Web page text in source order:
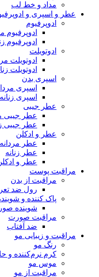
مداد و خط لب
عطر و اسپری و
ادوپرفیوم
ادوپرفیوم
ادوپرفیوم
ادوتویلت
ادوتویلت
ادوتویلت
اسپری بدن
اسپری
اسپری زنانه
عطر جیبی
عطر جیبی
عطر جیبی
عطر و ادکلن
عطر مردانه
عطر زنانه
عطر و
مراقبت پوست
مراقبت از بدن
رول ضد
پاک کننده و
شوینده
مراقبت صورت
ضد آفتاب
مراقبت و زیبایی مو
رنگ مو
کرم نرم‌کننده و
موس مو
مراقبت از مو